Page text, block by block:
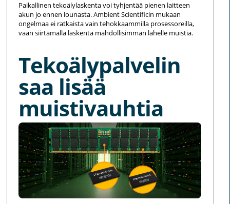
Paikallinen tekoälylaskenta voi tyhjentää pienen laitteen
akun jo ennen lounasta. Ambient Scientificin mukaan
ongelmaa ei ratkaista vain tehokkaammilla prosessoreilla,
vaan siirtämällä laskenta mahdollisimman lähelle muistia.
Tekoälypalvelin
saa lisää
muistivauhtia